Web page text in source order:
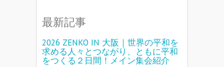
最新記事
2026 ZENKO IN 大阪｜世界の平和を
求める人々とつながり、ともに平和
をつくる２日間！メイン集会紹介